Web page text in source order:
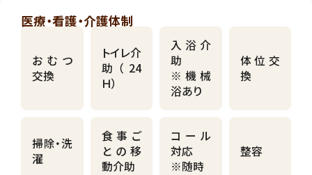
医療・看護・介護体制
おむつ
交換
トイレ介
助（24
Ｈ）
入浴介
助
※機械
浴あり
体位交
換
掃除・洗
濯
食事ご
との移
動介助
コール
対応
※随時
整容